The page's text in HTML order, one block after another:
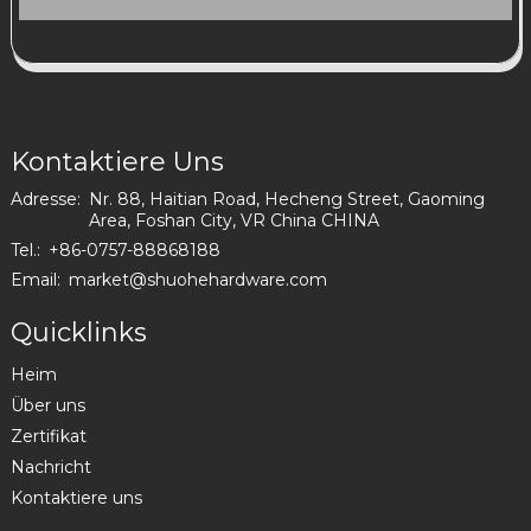
Kontaktiere Uns
Adresse: Nr. 88, Haitian Road, Hecheng Street, Gaoming
Area, Foshan City, VR China CHINA
Tel.: +86-0757-88868188
Email: market@shuohehardware.com
Quicklinks
Heim
Über uns
Zertifikat
Nachricht
Kontaktiere uns